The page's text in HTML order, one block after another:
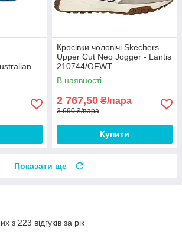
Кросівки чоловічі Skechers
Upper Cut Neo Jogger - Lantis
210744/OFWT
В наявності
2 767,50 ₴/пара
3 690 ₴/пара
Купити
Показати ще
з 223 відгуків за рік